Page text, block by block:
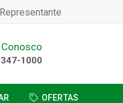
Conosco
1000
OFERTAS